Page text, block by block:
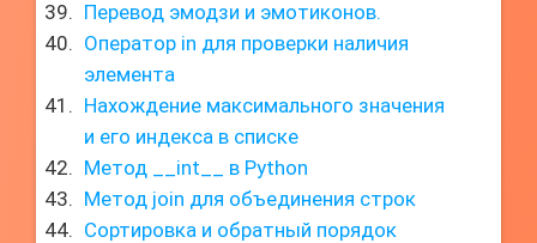
Перевод эмодзи и эмотиконов.
Оператор in для проверки наличия
элемента
Нахождение максимального значения
и его индекса в списке
Метод __int__ в Python
Метод join для объединения строк
Сортировка и обратный порядок